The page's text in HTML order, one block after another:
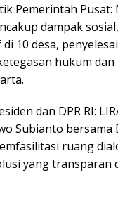
Pemerintah Pusat:
dampak
10 desa,
hukum
dan DPR RI:
Subianto bersama
ruang
yang transparan